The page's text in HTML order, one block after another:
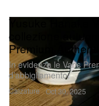
Calzature
Yusuke Hanai e
collezione
Premium Authentic
In evidenza le Vans
d’abbigliamento.
Oct 30, 2025